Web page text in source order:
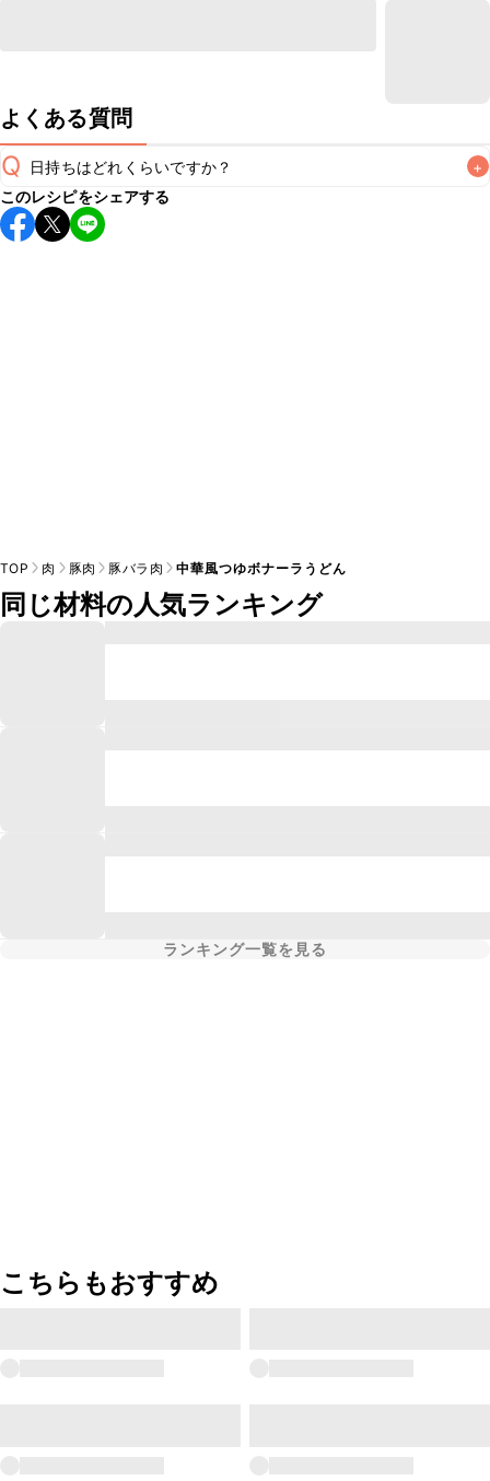
よくある質問
Q 日持ちはどれくらいですか？ +
こちらのレシピは出来たてをお召し上がりいただくことをお
すすめします。
このレシピをシェアする
TOP 肉 豚肉 豚バラ肉 中華風つゆボナーラうどん
同じ材料の人気ランキング
ランキング一覧を見る
こちらもおすすめ